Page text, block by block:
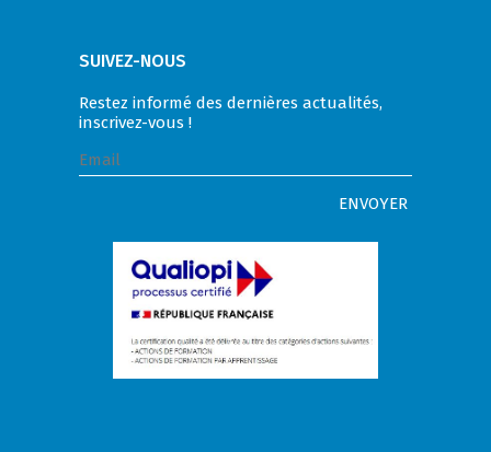
SUIVEZ-NOUS
Restez informé des dernières actualités,
inscrivez-vous !